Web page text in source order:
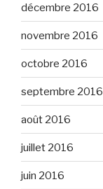
décembre 2016
novembre 2016
octobre 2016
septembre 2016
août 2016
juillet 2016
juin 2016